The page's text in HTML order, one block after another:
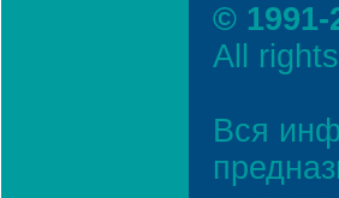
©
All
Вся